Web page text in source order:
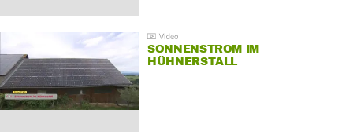
SONNENSTROM IM
HÜHNERSTALL